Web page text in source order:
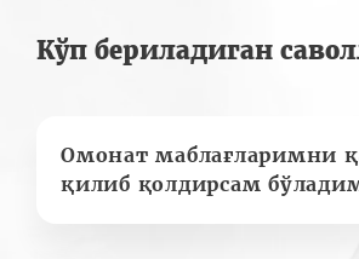
Кўп бериладиган
Омонат маблағларимни
қилиб қолдирсам